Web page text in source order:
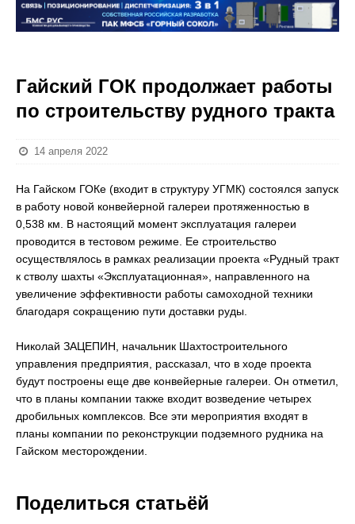
Гайский ГОК продолжает работы
по строительству рудного тракта
14 апреля 2022
На Гайском ГОКе (входит в структуру УГМК) состоялся запуск
в работу новой конвейерной галереи протяженностью в
0,538 км. В настоящий момент эксплуатация галереи
проводится в тестовом режиме. Ее строительство
осуществлялось в рамках реализации проекта «Рудный тракт
к стволу шахты «Эксплуатационная», направленного на
увеличение эффективности работы самоходной техники
благодаря сокращению пути доставки руды.
Николай ЗАЦЕПИН, начальник Шахтостроительного
управления предприятия, рассказал, что в ходе проекта
будут построены еще две конвейерные галереи. Он отметил,
что в планы компании также входит возведение четырех
дробильных комплексов. Все эти мероприятия входят в
планы компании по реконструкции подземного рудника на
Гайском месторождении.
Поделиться статьёй